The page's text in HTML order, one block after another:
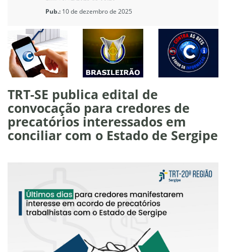
Pub.: 10 de dezembro de 2025
TRT-SE publica edital de
convocação para credores de
precatórios interessados em
conciliar com o Estado de Sergipe